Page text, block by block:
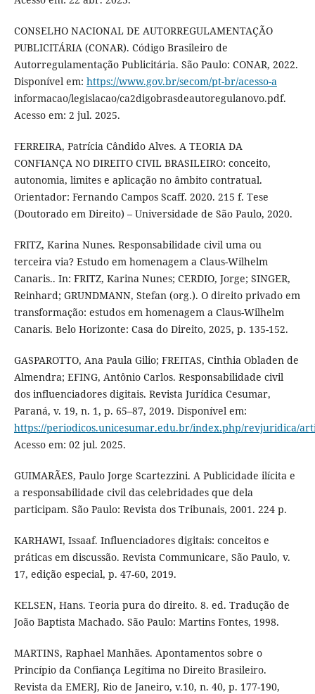
CONSELHO NACIONAL DE AUTORREGULAMENTAÇÃO
PUBLICITÁRIA (CONAR). Código Brasileiro de
Autorregulamentação Publicitária. São Paulo: CONAR, 2022.
Disponível em: https://www.gov.br/secom/pt-br/acesso-a
informacao/legislacao/ca2digobrasdeautoregulanovo.pdf.
Acesso em: 2 jul. 2025.
FERREIRA, Patrícia Cândido Alves. A TEORIA DA
CONFIANÇA NO DIREITO CIVIL BRASILEIRO: conceito,
autonomia, limites e aplicação no âmbito contratual.
Orientador: Fernando Campos Scaff. 2020. 215 f. Tese
(Doutorado em Direito) – Universidade de São Paulo, 2020.
FRITZ, Karina Nunes. Responsabilidade civil uma ou
terceira via? Estudo em homenagem a Claus-Wilhelm
Canaris.. In: FRITZ, Karina Nunes; CERDIO, Jorge; SINGER,
Reinhard; GRUNDMANN, Stefan (org.). O direito privado em
transformação: estudos em homenagem a Claus-Wilhelm
Canaris. Belo Horizonte: Casa do Direito, 2025, p. 135-152.
GASPAROTTO, Ana Paula Gilio; FREITAS, Cinthia Obladen de
Almendra; EFING, Antônio Carlos. Responsabilidade civil
dos influenciadores digitais. Revista Jurídica Cesumar,
Paraná, v. 19, n. 1, p. 65–87, 2019. Disponível em:
https://periodicos.unicesumar.edu.br/index.php/revjuridica/
Acesso em: 02 jul. 2025.
GUIMARÃES, Paulo Jorge Scartezzini. A Publicidade ilícita e
a responsabilidade civil das celebridades que dela
participam. São Paulo: Revista dos Tribunais, 2001. 224 p.
KARHAWI, Issaaf. Influenciadores digitais: conceitos e
práticas em discussão. Revista Communicare, São Paulo, v.
17, edição especial, p. 47-60, 2019.
KELSEN, Hans. Teoria pura do direito. 8. ed. Tradução de
João Baptista Machado. São Paulo: Martins Fontes, 1998.
MARTINS, Raphael Manhães. Apontamentos sobre o
Princípio da Confiança Legítima no Direito Brasileiro.
Revista da EMERJ, Rio de Janeiro, v.10, n. 40, p. 177-190,